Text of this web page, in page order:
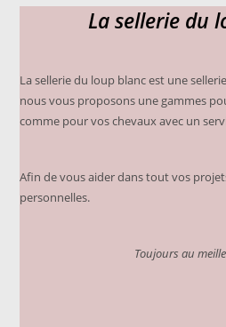
La sellerie du
La sellerie du loup blanc est une
nous vous proposons une gammes
comme pour vos chevaux avec un
Afin de vous aider dans tout vos
personnelles.
Toujours au